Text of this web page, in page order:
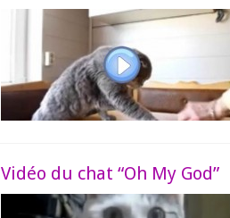
Vidéo du chat “Oh My God”